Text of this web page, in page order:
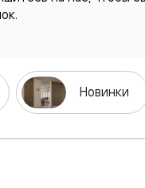
Новинки